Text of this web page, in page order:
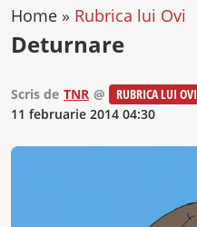
Home » Rubrica lui Ovi
Deturnare
Scris de TNR @
RUBRICA LUI OVI
11 februarie 2014 04:30